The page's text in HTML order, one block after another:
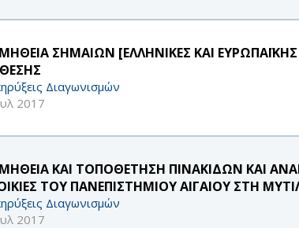
ΣΗΜΑΙΩΝ [ΕΛΛΗΝΙΚΕΣ ΚΑΙ
Διαγωνισμών
2017
ΚΑΙ ΤΟΠΟΘΕΤΗΣΗ ΠΙΝΑΚΙΔΩΝ ΚΑΙ
ΤΟΥ ΠΑΝΕΠΙΣΤΗΜΙΟΥ ΑΙΓΑΙΟΥ ΣΤΗ
Διαγωνισμών
2017